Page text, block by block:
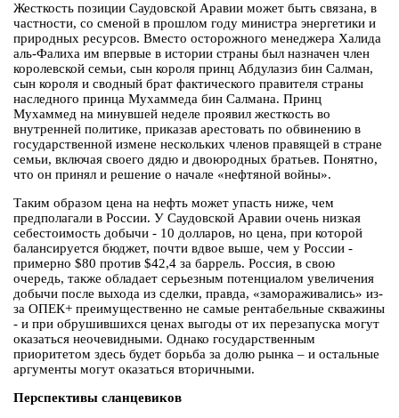
Жесткость позиции Саудовской Аравии может быть связана, в
частности, со сменой в прошлом году министра энергетики и
природных ресурсов. Вместо осторожного менеджера Халида
аль-Фалиха им впервые в истории страны был назначен член
королевской семьи, сын короля принц Абдулазиз бин Салман,
сын короля и сводный брат фактического правителя страны
наследного принца Мухаммеда бин Салмана. Принц
Мухаммед на минувшей неделе проявил жесткость во
внутренней политике, приказав арестовать по обвинению в
государственной измене нескольких членов правящей в стране
семьи, включая своего дядю и двоюродных братьев. Понятно,
что он принял и решение о начале «нефтяной войны».
Таким образом цена на нефть может упасть ниже, чем
предполагали в России. У Саудовской Аравии очень низкая
себестоимость добычи - 10 долларов, но цена, при которой
балансируется бюджет, почти вдвое выше, чем у России -
примерно $80 против $42,4 за баррель. Россия, в свою
очередь, также обладает серьезным потенциалом увеличения
добычи после выхода из сделки, правда, «замораживались» из-
за ОПЕК+ преимущественно не самые рентабельные скважины
- и при обрушившихся ценах выгоды от их перезапуска могут
оказаться неочевидными. Однако государственным
приоритетом здесь будет борьба за долю рынка – и остальные
аргументы могут оказаться вторичными.
Перспективы сланцевиков